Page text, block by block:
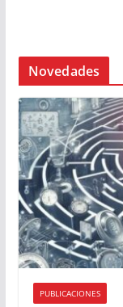
Novedades
PUBLICACIONES